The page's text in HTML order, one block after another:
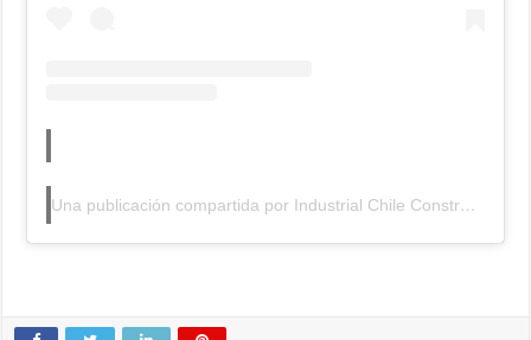
Una publicación compartida por Industrial Chile Constramet (@constrametcl)